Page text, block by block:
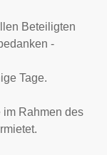
Beteiligten
-
Tage.
im Rahmen des